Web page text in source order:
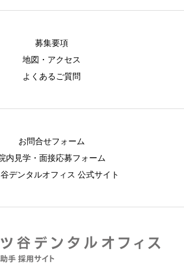
募集要項
地図・アクセス
よくあるご質問
お問合せフォーム
内見学・面接応募フォーム
デンタルオフィス 公式サイト